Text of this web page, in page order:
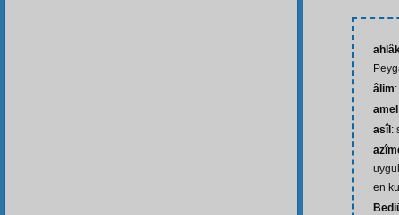
âlim
asîl :
en